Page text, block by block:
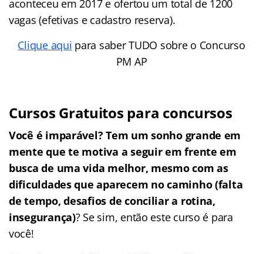
aconteceu em 2017 e ofertou um total de 1200
vagas (efetivas e cadastro reserva).
Clique aqui para saber TUDO sobre o Concurso
PM AP
Cursos Gratuitos para concursos
Você é imparável? Tem um sonho grande em
mente que te motiva a seguir em frente em
busca de uma vida melhor, mesmo com as
dificuldades que aparecem no caminho (falta
de tempo, desafios de conciliar a rotina,
insegurança)? Se sim, então este curso é para
você!